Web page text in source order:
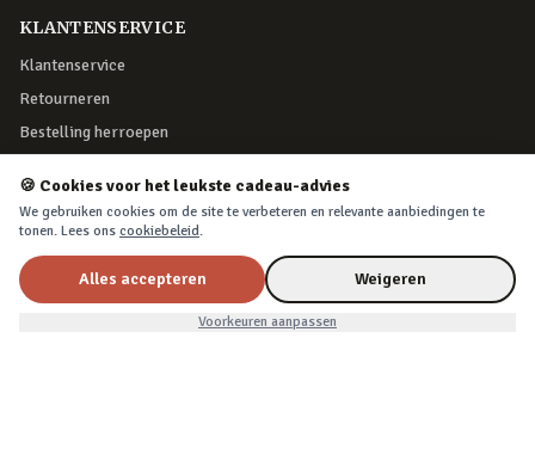
KLANTENSERVICE
Klantenservice
Retourneren
Bestelling herroepen
Privacy & cookies
VEILIG BETALEN
🍪 Cookies voor het leukste cadeau-advies
We gebruiken cookies om de site te verbeteren en relevante aanbiedingen te
tonen. Lees ons cookiebeleid.
Alles accepteren Weigeren
Voorkeuren aanpassen